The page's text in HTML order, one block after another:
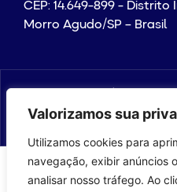
Valorizamos sua
Utilizamos cookies para
navegação, exibir anúncios
analisar nosso tráfego. Ao
CEP: 14.649-899 - Distrito
Morro Agudo/SP – Brasil
com